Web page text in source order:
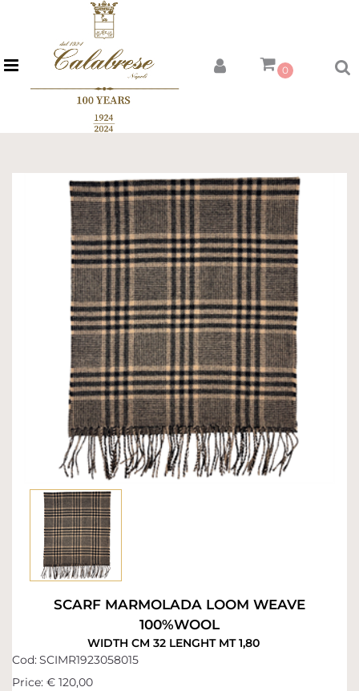
Open menu 0
SCARF MARMOLADA LOOM WEAVE
100%WOOL
WIDTH CM 32 LENGHT MT 1,80
Cod:SCIMR1923058015
Price: € 120,00